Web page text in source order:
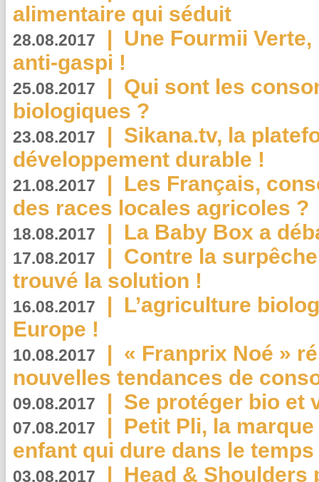
alimentaire qui séduit
28.08.2017 | Une Fourmii
anti-gaspi !
25.08.2017 | Qui sont les
biologiques ?
23.08.2017 | Sikana.tv, la
développement durable !
21.08.2017 | Les Français,
des races locales agricoles ?
18.08.2017 | La Baby Box a
17.08.2017 | Contre la
trouvé la solution !
16.08.2017 | L’agriculture
Europe !
10.08.2017 | « Franprix Noé »
nouvelles tendances de
09.08.2017 | Se protéger bio et
07.08.2017 | Petit Pli, la
enfant qui dure dans le temps
03.08.2017 | Head & Shoulders